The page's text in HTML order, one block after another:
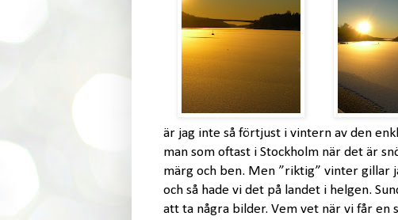
är jag inte så förtjust i vintern av den
man som oftast i Stockholm när det är
märg och ben. Men ”riktig” vinter gillar
och så hade vi det på landet i helgen.
att ta några bilder. Vem vet när vi får en